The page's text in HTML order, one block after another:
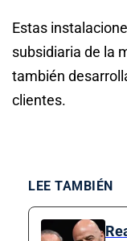
Estas
subsidiaria de la
también
clientes.
LEE TAMBIÉN